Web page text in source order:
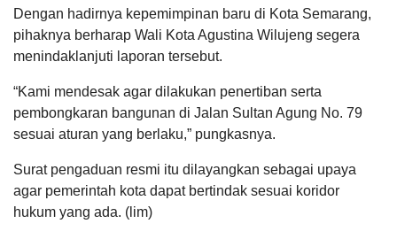
Dengan hadirnya kepemimpinan baru di Kota Semarang,
pihaknya berharap Wali Kota Agustina Wilujeng segera
menindaklanjuti laporan tersebut.
“Kami mendesak agar dilakukan penertiban serta
pembongkaran bangunan di Jalan Sultan Agung No. 79
sesuai aturan yang berlaku,” pungkasnya.
Surat pengaduan resmi itu dilayangkan sebagai upaya
agar pemerintah kota dapat bertindak sesuai koridor
hukum yang ada. (lim)